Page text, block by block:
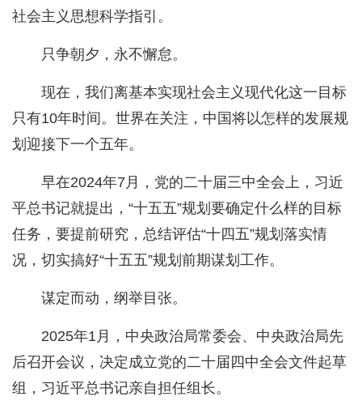
社会主义思想科学指引。
只争朝夕，永不懈怠。
现在，我们离基本实现社会主义现代化这一目标
只有10年时间。世界在关注，中国将以怎样的发展规
划迎接下一个五年。
早在2024年7月，党的二十届三中全会上，习近
平总书记就提出，“十五五”规划要确定什么样的目标
任务，要提前研究，总结评估“十四五”规划落实情
况，切实搞好“十五五”规划前期谋划工作。
谋定而动，纲举目张。
2025年1月，中央政治局常委会、中央政治局先
后召开会议，决定成立党的二十届四中全会文件起草
组，习近平总书记亲自担任组长。